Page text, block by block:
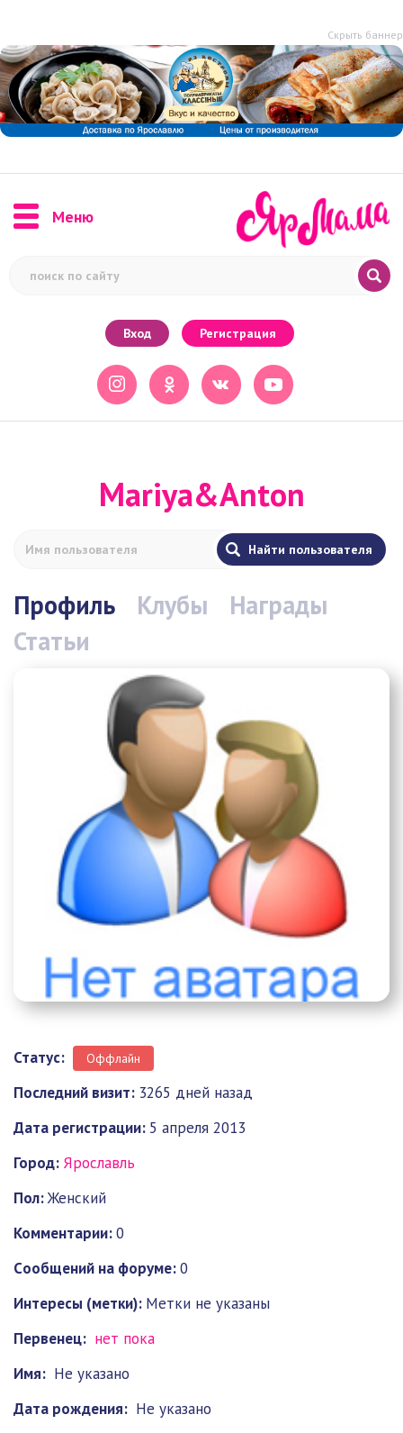
Скрыть баннер
Меню
Вход Регистрация
Mariya&Anton
Профиль Клубы
Награды
Статьи
Статус: Оффлайн
Последний визит: 3265 дней назад
Дата регистрации: 5 апреля 2013
Город: Ярославль
Пол:Женский
Комментарии:0
Cообщений на форуме:0
Интересы (метки): Метки не указаны
Первенец: нет пока
Имя: Не указано
Дата рождения: Не указано